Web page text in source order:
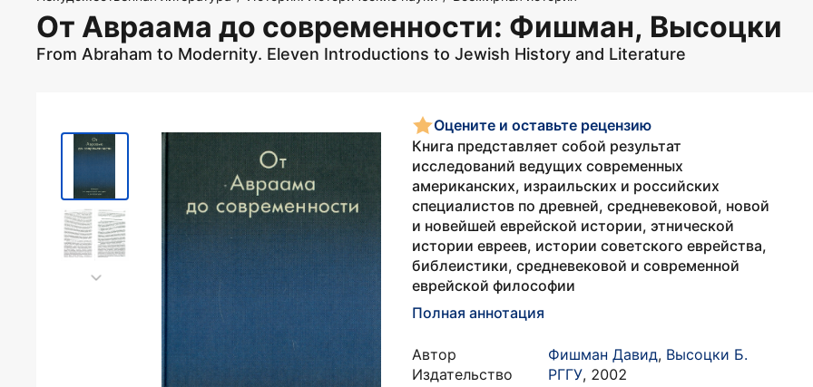
От Авраама до современности: Фишман, Высоцки
From Abraham to Modernity. Eleven Introductions to Jewish History and Literature
Оцените и оставьте рецензию
Книга представляет собой результат
исследований ведущих современных
американских, израильских и российских
специалистов по древней, средневековой, новой
и новейшей еврейской истории, этнической
истории евреев, истории советского еврейства,
библеистики, средневековой и современной
еврейской философии
Полная аннотация
Автор Фишман Давид, Высоцки Б.
Издательство
РГГУ, 2002